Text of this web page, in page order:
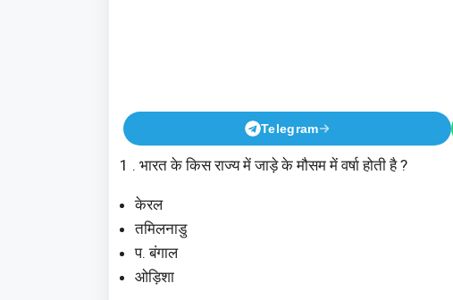
Telegram
1 . भारत के किस राज्य में जाड़े के मौसम में वर्षा होती है ?
केरल
तमिलनाडु
प. बंगाल
ओड़िशा